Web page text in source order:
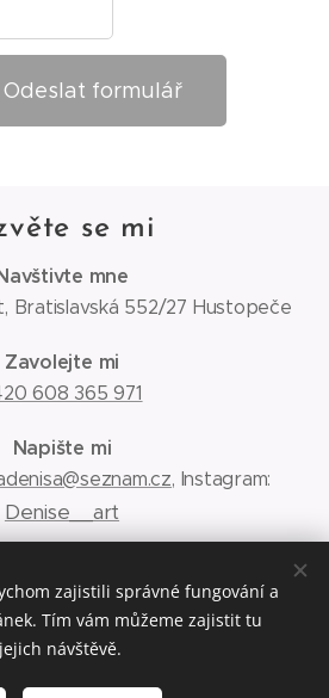
Odeslat formulář
se mi
mne
Bratislavská 552/27 Hustopeče
Zavolejte mi
608 365 971
Napište mi
, Instagram:
Denise__art
podmínky
osobních údajů
zajistili správné fungování a
Tím vám můžeme zajistit tu
návštěvě.